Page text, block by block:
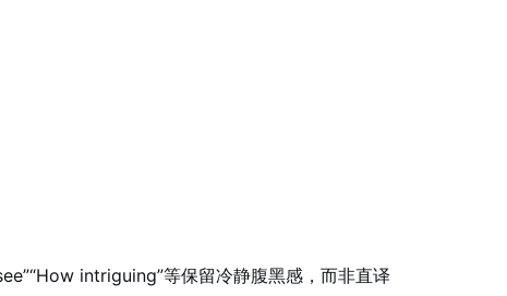
intriguing”等保留冷静腹黑感，而非直译